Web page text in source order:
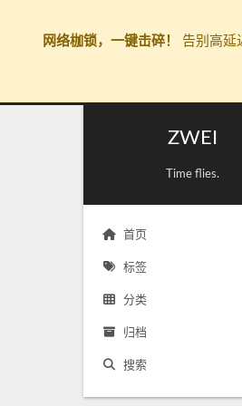
网络枷锁，一键击碎！ 告别高延
ZWEI
Time flies.
首页
标签
分类
归档
搜索